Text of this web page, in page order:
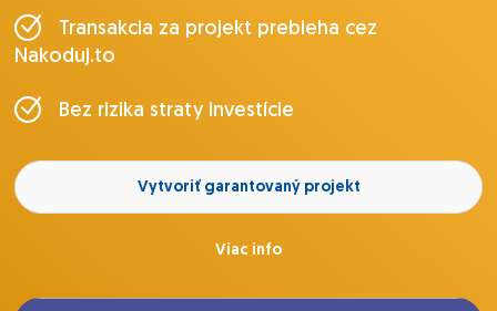
Transakcia za projekt prebieha cez
Nakoduj.to
Bez rizika straty investície
Vytvoriť garantovaný projekt
Viac info